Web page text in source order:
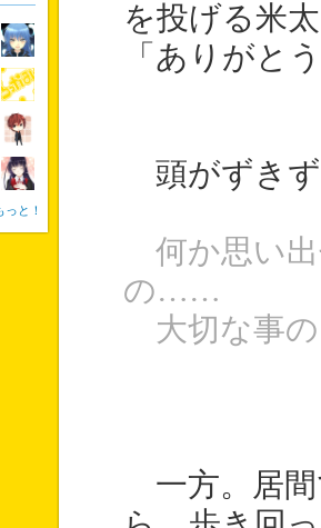
を投げる米
「ありがと
頭がずき
何か思い
の……
大切な事
一方。居
っと！